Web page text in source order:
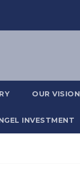
OUR VISION
INVESTMENT